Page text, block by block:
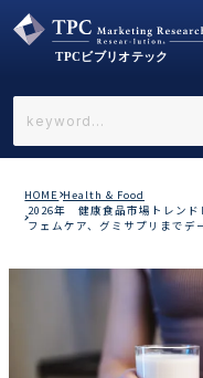
←戻る
HOME Health & Food
2026年 健康食品市場トレンド
フェムケア、グミサプリまでデ